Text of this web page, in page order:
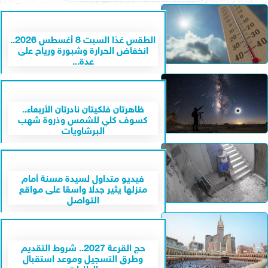
الطقس غدًا السبت 8 أغسطس 2026..
انخفاض الحرارة وشبورة ورياح على
عدة...
ظاهرتان فلكيتان نادرتان الأربعاء..
كسوف كلي للشمس وذروة شهب
البرشاويات
فيديو متداول لسيدة مسنة أمام
منزلها يثير جدلًا واسعًا على مواقع
التواصل
حج القرعة 2027.. شروط التقديم
وطرق التسجيل وموعد استقبال